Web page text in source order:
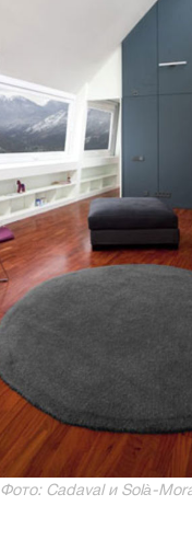
Фото: Cadaval и Solà-